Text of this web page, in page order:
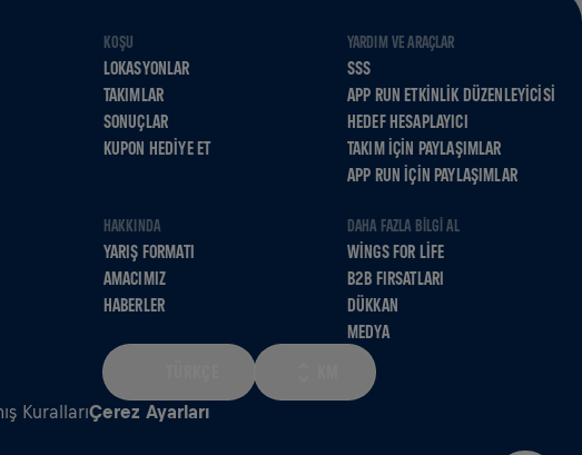
KOŞU
LOKASYONLAR
TAKIMLAR
SONUÇLAR
KUPON HEDIYE ET
YARDIM VE ARAÇLAR
SSS
APP RUN ETKINLIK DÜZENLEYICISI
HEDEF HESAPLAYICI
TAKIM İÇIN PAYLAŞIMLAR
APP RUN İÇIN PAYLAŞIMLAR
HAKKINDA
YARIŞ FORMATI
AMACIMIZ
HABERLER
DAHA FAZLA BILGI AL
WINGS FOR LIFE
B2B FIRSATLARI
DÜKKAN
MEDYA
KurallarıÇerez Ayarları